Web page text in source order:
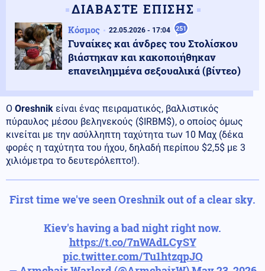
ΔΙΑΒΑΣΤΕ ΕΠΙΣΗΣ
Κόσμος 22.05.2026 - 17:04 251
Γυναίκες και άνδρες του Στολίσκου
βιάστηκαν και κακοποιήθηκαν
επανειλημμένα σεξουαλικά (βίντεο)
Ο Oreshnik είναι ένας πειραματικός, βαλλιστικός
πύραυλος μέσου βεληνεκούς ($IRBM$), ο οποίος όμως
κινείται με την ασύλληπτη ταχύτητα των 10 Μαχ (δέκα
φορές η ταχύτητα του ήχου, δηλαδή περίπου $2,5$ με 3
χιλιόμετρα το δευτερόλεπτο!).
First time we've seen Oreshnik out of a clear sky.
Kiev's having a bad night right now.
https://t.co/7nWAdLCySY
pic.twitter.com/Tu1htzqpJQ